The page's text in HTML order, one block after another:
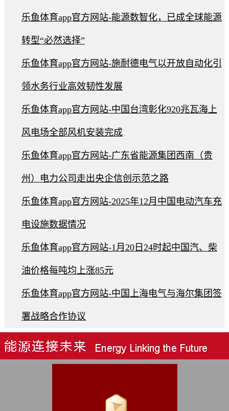
乐鱼体育app官方网站-能源数智化，已成全球能源
转型“必然选择”
乐鱼体育app官方网站-施耐德电气以开放自动化引
领水务行业高效韧性发展
乐鱼体育app官方网站-中国台湾彰化920兆瓦海上
风电场全部风机安装完成
乐鱼体育app官方网站-广东省能源集团西南（贵
州）电力公司走出央企信创示范之路
乐鱼体育app官方网站-2025年12月中国电动汽车充
电设施数据情况
乐鱼体育app官方网站-1月20日24时起中国汽、柴
油价格每吨均上涨85元
乐鱼体育app官方网站-中国上海电气与海尔集团签
署战略合作协议